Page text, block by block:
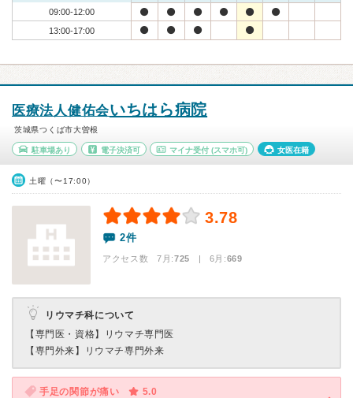
09:00-12:00
13:00-17:00
医療法人健佑会いちはら病院
茨城県つくば市大曽根
駐車場あり 電子決済可 マイナ受付 (スマホ可) 女医在籍
土曜（〜17:00）
3.78
2件
アクセス数 7月:725 | 6月:669
リウマチ科について
【専門医・資格】
リウマチ専門医
【専門外来】
リウマチ専門外来
手足の関節が痛い
5.0